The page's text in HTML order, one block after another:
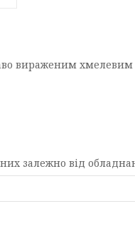
вираженим
залежно від